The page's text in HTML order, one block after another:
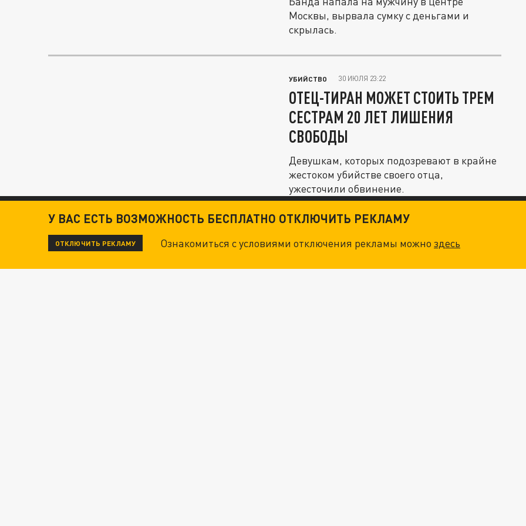
Москвы, вырвала сумку с деньгами и
скрылась.
УБИЙСТВО 30 ИЮЛЯ 23:22
ОТЕЦ-ТИРАН МОЖЕТ СТОИТЬ ТРЕМ
СЕСТРАМ 20 ЛЕТ ЛИШЕНИЯ
СВОБОДЫ
Девушкам, которых подозревают в крайне
жестоком убийстве своего отца,
ужесточили обвинение.
У ВАС ЕСТЬ ВОЗМОЖНОСТЬ БЕСПЛАТНО ОТКЛЮЧИТЬ РЕКЛАМУ
ОТКЛЮЧИТЬ РЕКЛАМУ Ознакомиться с условиями отключения рекламы можноздесь